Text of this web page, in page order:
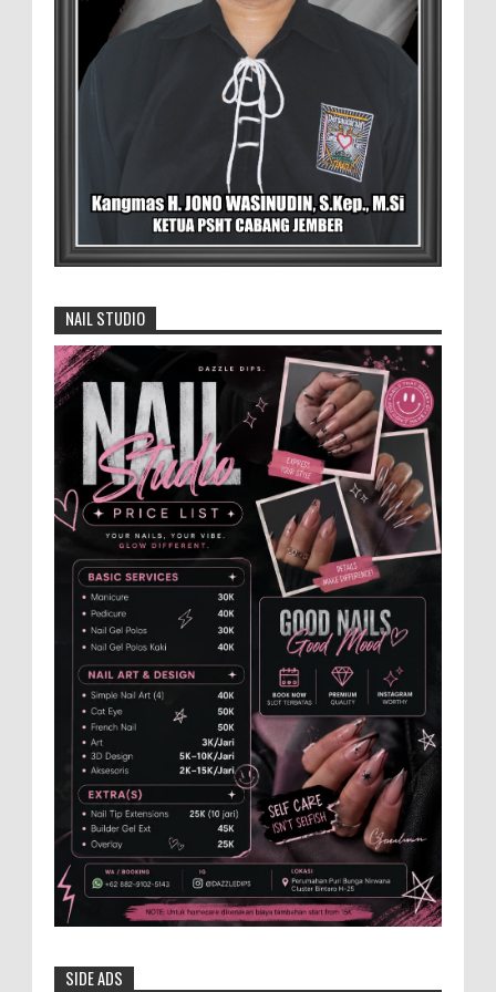
MEMOPOS.co.id, Jember - Trend pertanian urban saat ini
menjadi pilihan generasi muda untuk ...
Pemilik Lahan Safi'i Dilaporkan Pencurian
dan Pengrusakan
Didampingi Kuasa Hukum Safi'i Datangi
Polres Jember MEMOPOS.vo.id, Jember -
Safi'i (76) warga Kreyongan, Kelurahan Patrang,
Digelontor Bantuan CSR Jumbo dan Bibit
Ternak Gratis ‎
‎BLORA – Wakil Bupati Blora Hj. Sri
Setyorini menghadiri Rapat Anggota Tahunan (RAT)
Kelompok Tani Hutan (KTH) Masjid Baitur Mulyo yang
dig...
Bosan Jadi S̤opir Banting Setir Kelola
Usaha K̤ṳl̤i̤n̤e̤r̤a̤n̤ C̤h̤i̤n̤e̤s̤e̤ F̤o̤o̤d̤
H̤e̤n̤d̤r̤i̤k̤ S̤o̤p̤o̤n̤y̤o̤n̤o̤ d̤i̤d̤a̤m̤p̤i̤n̤g̤i̤ R̤a̤ṳd̤a̤h̤
i̤s̤t̤r̤i̤ t̤e̤r̤c̤i̤n̤t̤a̤ k̤i̤n̤i̤ s̤ṳk̤s̤e̤s̤ m̤e̤m̤b̤ṳk̤a̤ ṳs̤a̤h...
Anggota Karang Taruna Urunan Demi
Nobar Indonesia Lawan Vietnam
Pertandingan sepakbola antara Tim
Indonesia dan Vietnam tidak dilewatkan
begitu saha oleh penggemar bola, termasuk karang
taruna bahkan mere...
Santri Milenial Siap Sukseskan Program
PTSL
Bupati Jember Gus Fawait bangga di
Jember kini memiliki organisasi santri
milenial, sehingga bisa turut membantu program
pembangunan daerah....
NAIL STUDIO
SIDE ADS